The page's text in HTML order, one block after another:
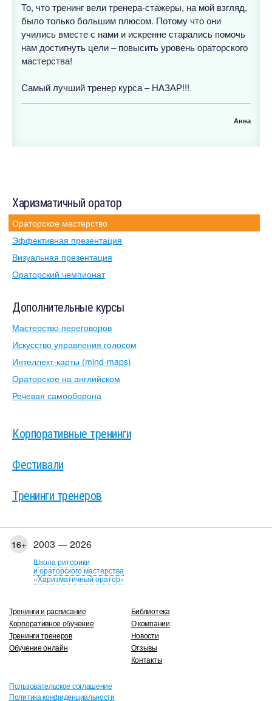
То, что тренинг вели тренера-стажеры, на мой взгляд,
было только большим плюсом. Потому что они
учились вместе с нами и искренне старались помочь
нам достигнуть цели – повысить уровень ораторского
мастерства!
Самый лучший тренер курса – НАЗАР!!!
Анна
Харизматичный оратор
Ораторское мастерство
Эффективная презентация
Визуальная презентация
Ораторский чемпионат
Дополнительные курсы
Мастерство переговоров
Искусство управления голосом
Интеллект-карты (mind-maps)
Ораторское на английском
Речевая самооборона
Корпоративные тренинги
Фестивали
Тренинги тренеров
16+ 2003 — 2026
Школа риторики
и ораторского мастерства
«Харизматичный оратор»
Тренинги и расписание
Корпоративное обучение
Тренинги тренеров
Обучение онлайн
Библиотека
О компании
Новости
Отзывы
Контакты
Пользовательское соглашение
Политика конфиденциальности